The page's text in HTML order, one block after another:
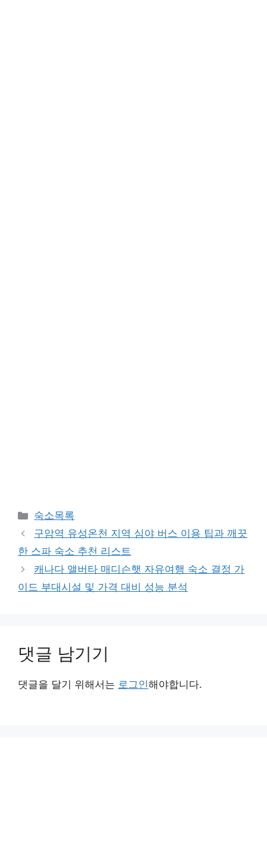
카
테
리
숙소목록
구암역 유성온천 지역 심야 버스 이용 팁과 깨끗
한 스파 숙소 추천 리스트
캐나다 앨버타 매디슨햇 자유여행 숙소 결정 가
이드 부대시설 및 가격 대비 성능 분석
댓글 남기기
댓글을 달기 위해서는 로그인해야합니다.